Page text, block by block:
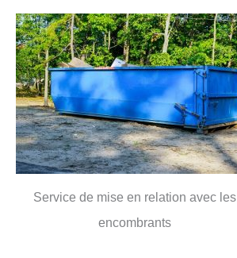
Service de mise en relation avec les
encombrants